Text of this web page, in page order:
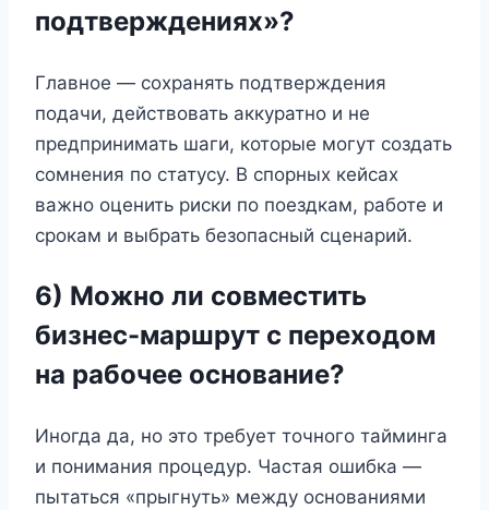
подтверждениях»?
Главное — сохранять подтверждения
подачи, действовать аккуратно и не
предпринимать шаги, которые могут создать
сомнения по статусу. В спорных кейсах
важно оценить риски по поездкам, работе и
срокам и выбрать безопасный сценарий.
6) Можно ли совместить
бизнес-маршрут с переходом
на рабочее основание?
Иногда да, но это требует точного тайминга
и понимания процедур. Частая ошибка —
пытаться «прыгнуть» между основаниями